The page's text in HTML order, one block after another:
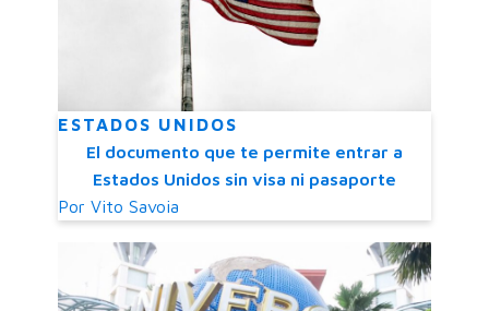
ESTADOS UNIDOS
El documento que te permite entrar a
Estados Unidos sin visa ni pasaporte
Por Vito Savoia